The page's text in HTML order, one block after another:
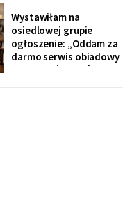
później zadzwoniła
synowa. Zaczęła od tego,
że „babcia podobno robi
problemy".
Wystawiłam na
osiedlowej grupie
ogłoszenie: „Oddam za
darmo serwis obiadowy
na dwanaście osób,